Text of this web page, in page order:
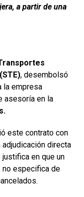
a partir de una
, desembolsó
la empresa
asesoría en la
este contrato con
adjudicación directa
en que un
no especifica de